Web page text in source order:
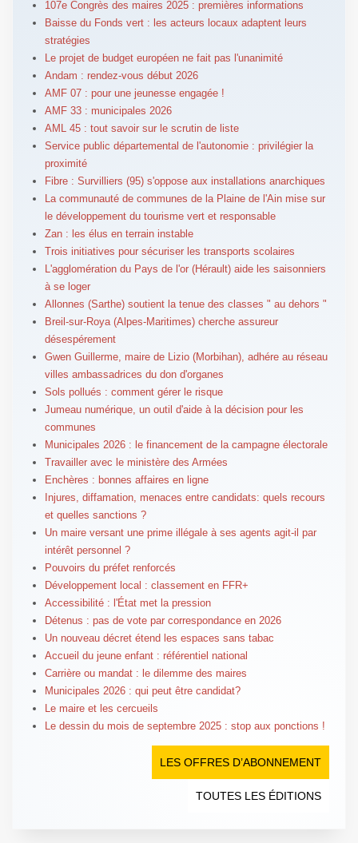
107e Congrès des maires 2025 : premières informations
Baisse du Fonds vert : les acteurs locaux adaptent leurs
stratégies
Le projet de budget européen ne fait pas l'unanimité
Andam : rendez-vous début 2026
AMF 07 : pour une jeunesse engagée !
AMF 33 : municipales 2026
AML 45 : tout savoir sur le scrutin de liste
Service public départemental de l'autonomie : privilégier la
proximité
Fibre : Survilliers (95) s'oppose aux installations anarchiques
La communauté de communes de la Plaine de l'Ain mise sur
le développement du tourisme vert et responsable
Zan : les élus en terrain instable
Trois initiatives pour sécuriser les transports scolaires
L'agglomération du Pays de l'or (Hérault) aide les saisonniers
à se loger
Allonnes (Sarthe) soutient la tenue des classes " au dehors "
Breil-sur-Roya (Alpes-Maritimes) cherche assureur
désespérement
Gwen Guillerme, maire de Lizio (Morbihan), adhére au réseau
villes ambassadrices du don d'organes
Sols pollués : comment gérer le risque
Jumeau numérique, un outil d'aide à la décision pour les
communes
Municipales 2026 : le financement de la campagne électorale
Travailler avec le ministère des Armées
Enchères : bonnes affaires en ligne
Injures, diffamation, menaces entre candidats: quels recours
et quelles sanctions ?
Un maire versant une prime illégale à ses agents agit-il par
intérêt personnel ?
Pouvoirs du préfet renforcés
Développement local : classement en FFR+
Accessibilité : l'État met la pression
Détenus : pas de vote par correspondance en 2026
Un nouveau décret étend les espaces sans tabac
Accueil du jeune enfant : référentiel national
Carrière ou mandat : le dilemme des maires
Municipales 2026 : qui peut être candidat?
Le maire et les cercueils
Le dessin du mois de septembre 2025 : stop aux ponctions !
LES OFFRES D’ABONNEMENT
TOUTES LES ÉDITIONS